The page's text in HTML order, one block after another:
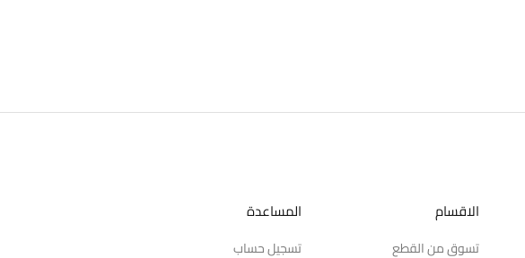
الاقسام
تسوق من القطع
المساعدة
تسجيل حساب